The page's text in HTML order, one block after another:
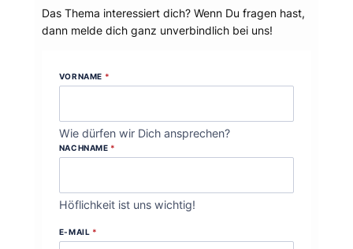
Das Thema interessiert dich? Wenn Du fragen hast,
dann melde dich ganz unverbindlich bei uns!
VORNAME *
Wie dürfen wir Dich ansprechen?
NACHNAME *
Höflichkeit ist uns wichtig!
E-MAIL *